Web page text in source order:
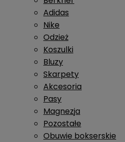
Adidas
Nike
Odzież
Koszulki
Bluzy
Skarpety
Akcesoria
Pasy
Magnezja
Pozostałe
Obuwie bokserskie